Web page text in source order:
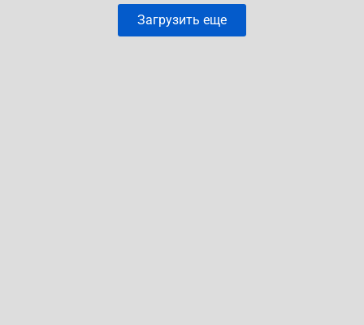
Загрузить еще